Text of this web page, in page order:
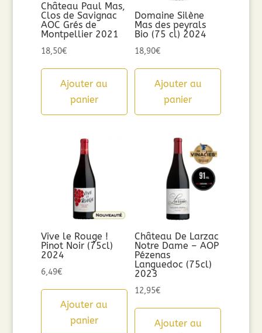
Château Paul Mas,
Clos de Savignac
AOC Grés de
Montpellier 2021
18,50€
Ajouter au
panier
Domaine Silène
Mas des peyrals
Bio (75 cl) 2024
18,90€
Ajouter au
panier
Vive le Rouge !
Pinot Noir (75cl)
2024
6,49€
Ajouter au
panier
Château De Larzac
Notre Dame – AOP
Pézenas
Languedoc (75cl)
2023
12,95€
Ajouter au